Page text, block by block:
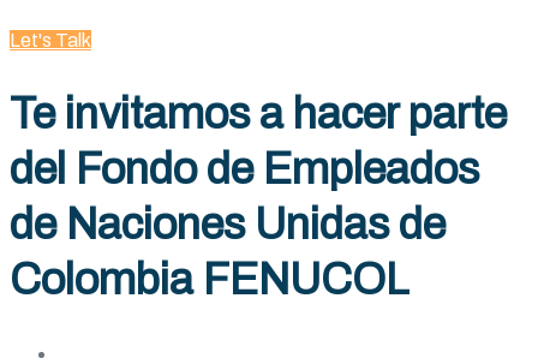
Let's Talk
Te invitamos a hacer parte
del Fondo de Empleados
de Naciones Unidas de
Colombia FENUCOL